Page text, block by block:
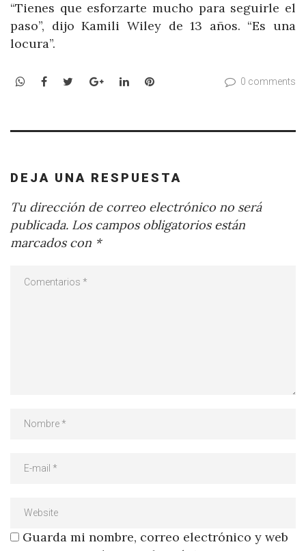
“Tienes que esforzarte mucho para seguirle el
paso”, dijo Kamili Wiley de 13 años. “Es una
locura”.
WhatsApp
Facebook
TwitterGoogle+LinkedInPinterest 0 comments
DEJA UNA RESPUESTA
Tu dirección de correo electrónico no será
publicada. Los campos obligatorios están
marcados con *
Guarda mi nombre, correo electrónico y web